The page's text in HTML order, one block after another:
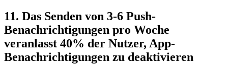
11. Das Senden von 3-6 Push-
Benachrichtigungen pro Woche
veranlasst 40% der Nutzer, App-
Benachrichtigungen zu deaktivieren